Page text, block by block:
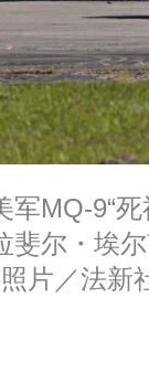
MQ-9“死
斐尔・埃
照片／法新